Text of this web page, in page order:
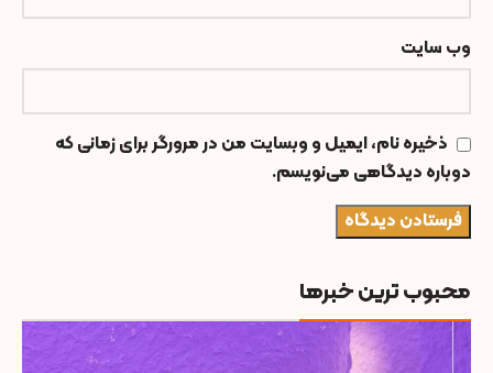
وب‌ سایت
ذخیره نام، ایمیل و وبسایت من در مرورگر برای زمانی که
دوباره دیدگاهی می‌نویسم.
محبوب ترین خبرها